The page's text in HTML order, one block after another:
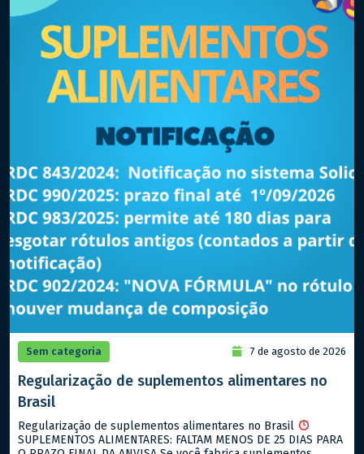
Sem categoria 7 de agosto de 2026
Regularização de suplementos alimentares no
Brasil
Regularização de suplementos alimentares no Brasil
SUPLEMENTOS ALIMENTARES: FALTAM MENOS DE 25 DIAS PARA